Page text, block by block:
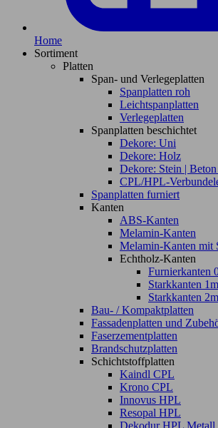
Home
Sortiment
Platten
Span- und Verlegeplatten
Spanplatten roh
Leichtspanplatten
Verlegeplatten
Spanplatten beschichtet
Dekore: Uni
Dekore: Holz
Dekore: Stein |
CPL/HPL-
Spanplatten furniert
Kanten
ABS-Kanten
Melamin-Kanten
Melamin-Kanten mit
Echtholz-Kanten
Furnierkanten
Starkkanten
Starkkanten
Bau- / Kompaktplatten
Fassadenplatten und
Faserzementplatten
Brandschutzplatten
Schichtstoffplatten
Kaindl CPL
Krono CPL
Innovus HPL
Resopal HPL